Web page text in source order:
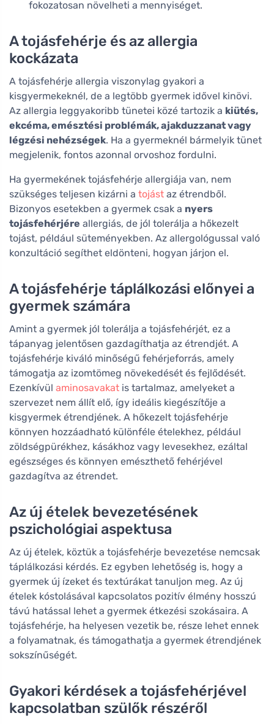
fokozatosan növelheti a mennyiséget.
A tojásfehérje és az allergia
kockázata
A tojásfehérje allergia viszonylag gyakori a
kisgyermekeknél, de a legtöbb gyermek idővel kinövi.
Az allergia leggyakoribb tünetei közé tartozik a kiütés,
ekcéma, emésztési problémák, ajakduzzanat vagy
légzési nehézségek. Ha a gyermeknél bármelyik tünet
megjelenik, fontos azonnal orvoshoz fordulni.
Ha gyermekének tojásfehérje allergiája van, nem
szükséges teljesen kizárni a tojást az étrendből.
Bizonyos esetekben a gyermek csak a nyers
tojásfehérjére allergiás, de jól tolerálja a hőkezelt
tojást, például süteményekben. Az allergológussal való
konzultáció segíthet eldönteni, hogyan járjon el.
A tojásfehérje táplálkozási előnyei a
gyermek számára
Amint a gyermek jól tolerálja a tojásfehérjét, ez a
tápanyag jelentősen gazdagíthatja az étrendjét. A
tojásfehérje kiváló minőségű fehérjeforrás, amely
támogatja az izomtömeg növekedését és fejlődését.
Ezenkívül aminosavakat is tartalmaz, amelyeket a
szervezet nem állít elő, így ideális kiegészítője a
kisgyermek étrendjének. A hőkezelt tojásfehérje
könnyen hozzáadható különféle ételekhez, például
zöldségpürékhez, kásákhoz vagy levesekhez, ezáltal
egészséges és könnyen emészthető fehérjével
gazdagítva az étrendet.
Az új ételek bevezetésének
pszichológiai aspektusa
Az új ételek, köztük a tojásfehérje bevezetése nemcsak
táplálkozási kérdés. Ez egyben lehetőség is, hogy a
gyermek új ízeket és textúrákat tanuljon meg. Az új
ételek kóstolásával kapcsolatos pozitív élmény hosszú
távú hatással lehet a gyermek étkezési szokásaira. A
tojásfehérje, ha helyesen vezetik be, része lehet ennek
a folyamatnak, és támogathatja a gyermek étrendjének
sokszínűségét.
Gyakori kérdések a tojásfehérjével
kapcsolatban szülők részéről